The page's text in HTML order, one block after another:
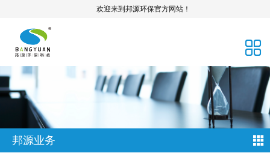
欢迎来到邦源环保官方网站！
邦源业务